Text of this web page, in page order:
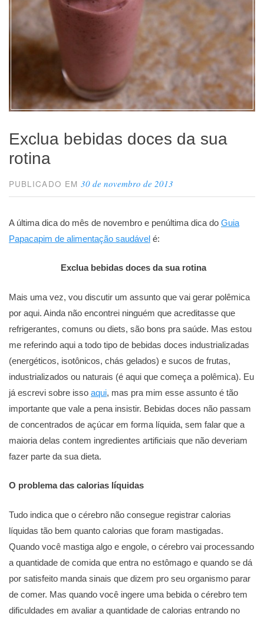
Exclua bebidas doces da sua
rotina
PUBLICADO EM30 de novembro de 2013
A última dica do mês de novembro e penúltima dica do Guia
Papacapim de alimentação saudável é:
Exclua bebidas doces da sua rotina
Mais uma vez, vou discutir um assunto que vai gerar polêmica
por aqui. Ainda não encontrei ninguém que acreditasse que
refrigerantes, comuns ou diets, são bons pra saúde. Mas estou
me referindo aqui a todo tipo de bebidas doces industrializadas
(energéticos, isotônicos, chás gelados) e sucos de frutas,
industrializados ou naturais (é aqui que começa a polêmica). Eu
já escrevi sobre isso aqui, mas pra mim esse assunto é tão
importante que vale a pena insistir. Bebidas doces não passam
de concentrados de açúcar em forma líquida, sem falar que a
maioria delas contem ingredientes artificiais que não deveriam
fazer parte da sua dieta.
O problema das calorias líquidas
Tudo indica que o cérebro não consegue registrar calorias
líquidas tão bem quanto calorias que foram mastigadas.
Quando você mastiga algo e engole, o cérebro vai processando
a quantidade de comida que entra no estômago e quando se dá
por satisfeito manda sinais que dizem pro seu organismo parar
de comer. Mas quando você ingere uma bebida o cérebro tem
dificuldades em avaliar a quantidade de calorias entrando no